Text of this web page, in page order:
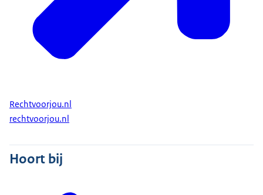
Rechtvoorjou.nl
rechtvoorjou.nl
Hoort bij